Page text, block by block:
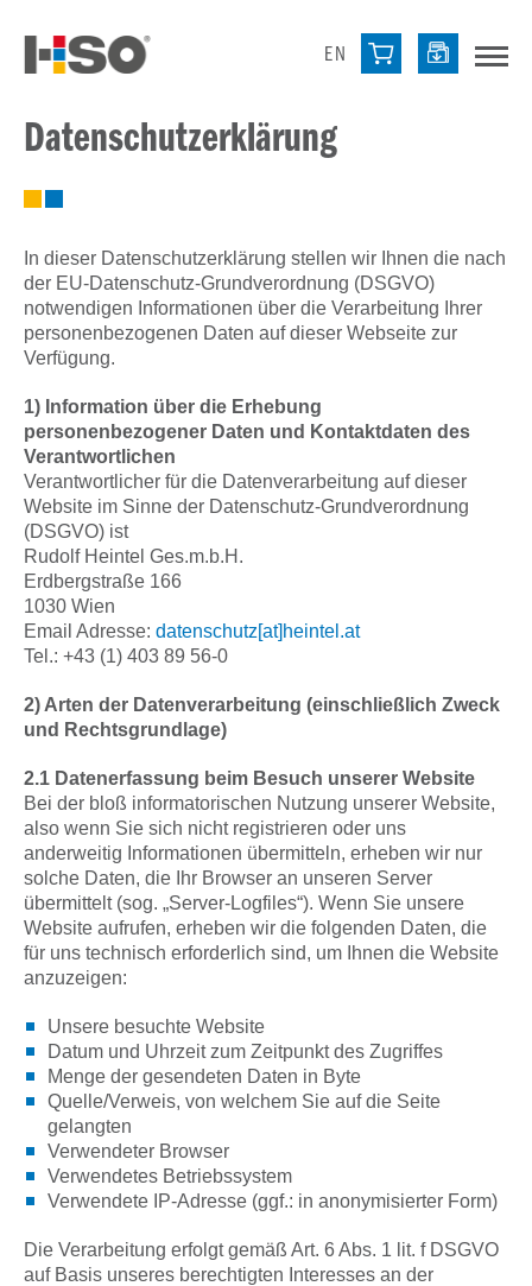
EN
Datenschutzerklärung
In dieser Datenschutzerklärung stellen wir Ihnen die nach
der EU-Datenschutz-Grundverordnung (DSGVO)
notwendigen Informationen über die Verarbeitung Ihrer
personenbezogenen Daten auf dieser Webseite zur
Verfügung.
1) Information über die Erhebung
personenbezogener Daten und Kontaktdaten des
Verantwortlichen
Verantwortlicher für die Datenverarbeitung auf dieser
Website im Sinne der Datenschutz-Grundverordnung
(DSGVO) ist
Rudolf Heintel Ges.m.b.H.
Erdbergstraße 166
1030 Wien
Email Adresse: datenschutz[at]heintel.at
Tel.: +43 (1) 403 89 56-0
2) Arten der Datenverarbeitung (einschließlich Zweck
und Rechtsgrundlage)
2.1 Datenerfassung beim Besuch unserer Website
Bei der bloß informatorischen Nutzung unserer Website,
also wenn Sie sich nicht registrieren oder uns
anderweitig Informationen übermitteln, erheben wir nur
solche Daten, die Ihr Browser an unseren Server
übermittelt (sog. „Server-Logfiles“). Wenn Sie unsere
Website aufrufen, erheben wir die folgenden Daten, die
für uns technisch erforderlich sind, um Ihnen die Website
anzuzeigen:
Unsere besuchte Website
Datum und Uhrzeit zum Zeitpunkt des Zugriffes
Menge der gesendeten Daten in Byte
Quelle/Verweis, von welchem Sie auf die Seite
gelangten
Verwendeter Browser
Verwendetes Betriebssystem
Verwendete IP-Adresse (ggf.: in anonymisierter Form)
Die Verarbeitung erfolgt gemäß Art. 6 Abs. 1 lit. f DSGVO
auf Basis unseres berechtigten Interesses an der